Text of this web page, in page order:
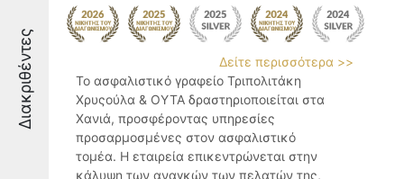
Διακριθέντες
Δείτε περισσότερα >>
Το ασφαλιστικό γραφείο Τριπολιτάκη
Χρυςούλα & ΟΥΤΑ δραστηριοποιείται στα
Χανιά, προσφέροντας υπηρεσίες
προσαρμοσμένες στον ασφαλιστικό
τομέα. Η εταιρεία επικεντρώνεται στην
κάλυψη των αναγκών των πελατών της,